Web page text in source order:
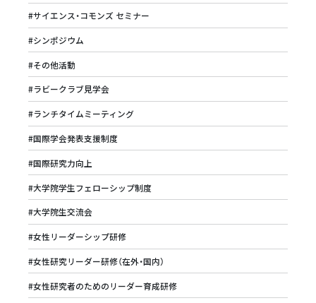
#サイエンス・コモンズ セミナー
#シンポジウム
#その他活動
#ラビークラブ見学会
#ランチタイムミーティング
#国際学会発表支援制度
#国際研究力向上
#大学院学生フェローシップ制度
#大学院生交流会
#女性リーダーシップ研修
#女性研究リーダー研修（在外・国内）
#女性研究者のためのリーダー育成研修